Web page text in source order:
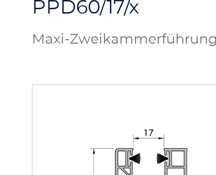
PPD60/17/x
Maxi-